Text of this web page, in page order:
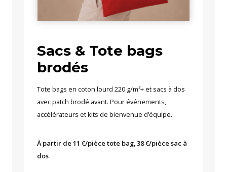
Sacs & Tote bags
brodés
Tote bags en coton lourd 220 g/m²+ et sacs à dos
avec patch brodé avant. Pour événements,
accélérateurs et kits de bienvenue d’équipe.
À partir de 11 €/pièce tote bag, 38 €/pièce sac à
dos